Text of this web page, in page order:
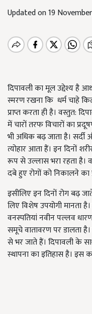
Updated on 19
दिपावली का मूल उद्देश्य है
स्मरण रखना कि धर्म चाहे
प्राप्त करता ही है। वस्तुत:
में चारों तरफ विचारों का
भी अधिक बढ़ जाता है।
त्योहार आता हैं। इन दिनों
रूप से उल्लास भरा रहता है।
दबे हुए रोगों को निकालने का
इसीलिए इन दिनों रोग बढ़
लिए विशेष उपयोगी मानता
वनस्पतियां नवीन पल्लव
समूचे वातावरण पर डालता
से भर जाते हैं। दिपावली के
स्थापना का इतिहास है। इस